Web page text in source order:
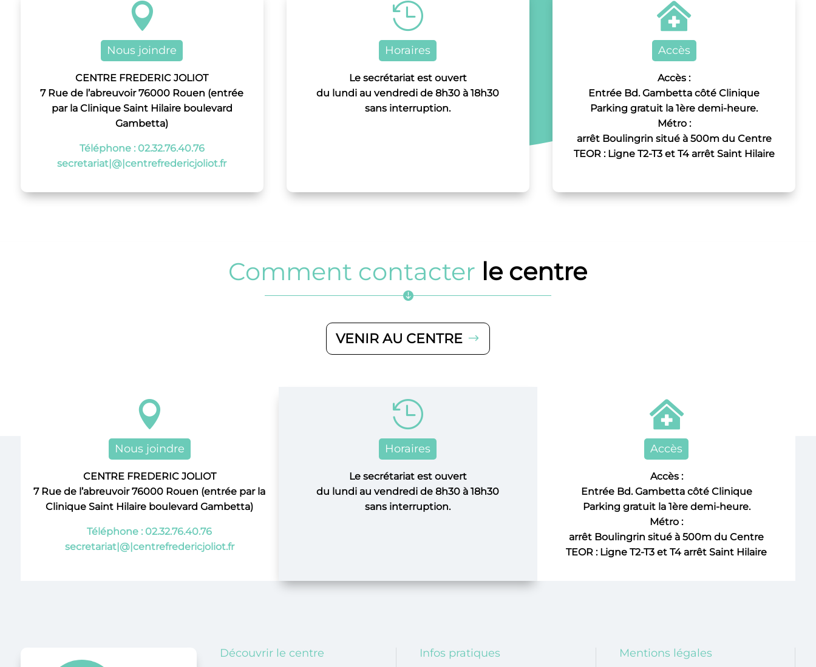

CENTRE FREDERIC JOLIOT
7 Rue de l’abreuvoir 76000 Rouen (entrée
par la Clinique Saint Hilaire boulevard
Gambetta)
Téléphone : 02.32.76.40.76
secretariat|@|centrefredericjoliot.fr
Nous joindre

Le secrétariat est ouvert
du lundi au vendredi de 8h30 à 18h30
sans interruption.
Horaires

Accès :
Entrée Bd. Gambetta côté Clinique
Parking gratuit la 1ère demi-heure.
Métro :
arrêt Boulingrin situé à 500m du Centre
TEOR : Ligne T2-T3 et T4 arrêt Saint Hilaire
Accès
Comment contacter le centre

VENIR AU CENTRE

CENTRE FREDERIC JOLIOT
7 Rue de l’abreuvoir 76000 Rouen (entrée par la
Clinique Saint Hilaire boulevard Gambetta)
Téléphone : 02.32.76.40.76
secretariat|@|centrefredericjoliot.fr
Nous joindre

Le secrétariat est ouvert
du lundi au vendredi de 8h30 à 18h30
sans interruption.
Horaires

Accès :
Entrée Bd. Gambetta côté Clinique
Parking gratuit la 1ère demi-heure.
Métro :
arrêt Boulingrin situé à 500m du Centre
TEOR : Ligne T2-T3 et T4 arrêt Saint Hilaire
Accès
Découvrir le centre Infos pratiques Mentions légales